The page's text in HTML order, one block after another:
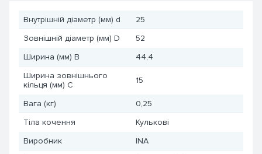
Внутрішній діаметр (мм) d
25
Зовнішній діаметр (мм) D
52
Ширина (мм) B
44,4
Ширина зовнішнього
кільця (мм) C
15
Вага (кг)
0,25
Тіла кочення
Кулькові
Виробник
INA